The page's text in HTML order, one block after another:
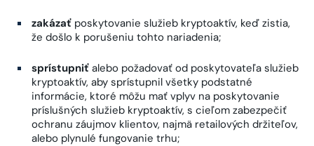
zakázať poskytovanie služieb kryptoaktív, keď zistia,
že došlo k porušeniu tohto nariadenia;
sprístupniť alebo požadovať od poskytovateľa služieb
kryptoaktív, aby sprístupnil všetky podstatné
informácie, ktoré môžu mať vplyv na poskytovanie
príslušných služieb kryptoaktív, s cieľom zabezpečiť
ochranu záujmov klientov, najmä retailových držiteľov,
alebo plynulé fungovanie trhu;